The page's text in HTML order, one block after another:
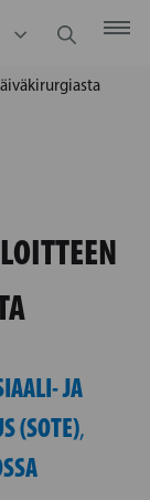
JA
(SOTE),